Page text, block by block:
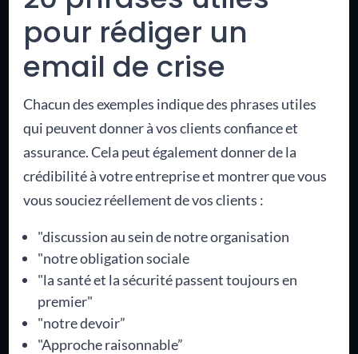
pour rédiger un
email de crise
Chacun des exemples indique des phrases utiles
qui peuvent donner à vos clients confiance et
assurance. Cela peut également donner de la
crédibilité à votre entreprise et montrer que vous
vous souciez réellement de vos clients :
"discussion au sein de notre organisation
"notre obligation sociale
"la santé et la sécurité passent toujours en
premier"
"notre devoir”
"Approche raisonnable”